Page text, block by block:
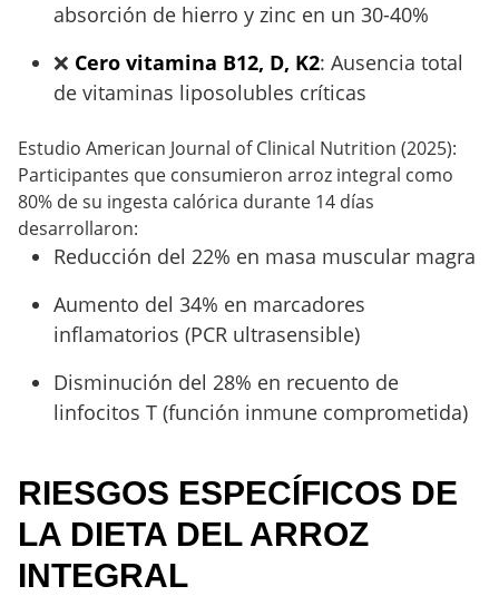
absorción de hierro y zinc en un 30-40%
❌ Cero vitamina B12, D, K2: Ausencia total
de vitaminas liposolubles críticas
Estudio American Journal of Clinical Nutrition (2025):
Participantes que consumieron arroz integral como
80% de su ingesta calórica durante 14 días
desarrollaron:
Reducción del 22% en masa muscular magra
Aumento del 34% en marcadores
inflamatorios (PCR ultrasensible)
Disminución del 28% en recuento de
linfocitos T (función inmune comprometida)
RIESGOS ESPECÍFICOS DE
LA DIETA DEL ARROZ
INTEGRAL